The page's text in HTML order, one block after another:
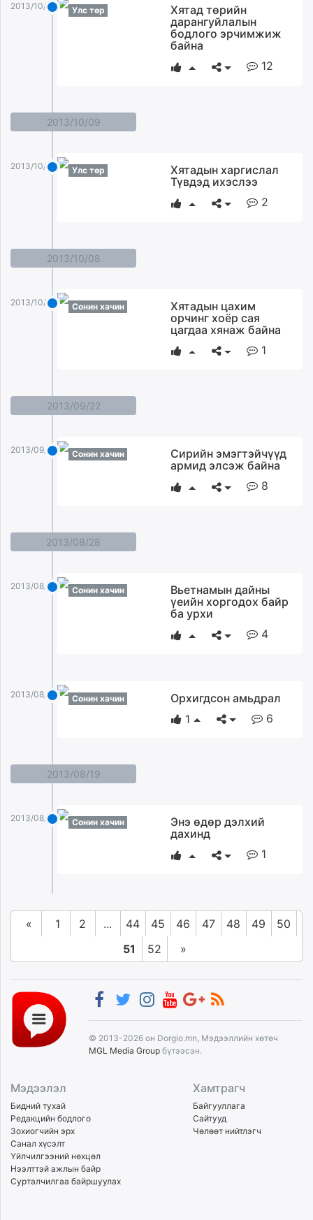
2013/10/10 Улс төр
Хятад төрийн
дарангуйлалын
бодлого эрчимжиж
байна
12
2013/10/09
2013/10/09 Улс төр
Хятадын харгислал
Түвдэд ихэслээ
2
2013/10/08
2013/10/08 Сонин хачин
Хятадын цахим
орчинг хоёр сая
цагдаа хянаж байна
1
2013/09/22
2013/09/22 Сонин хачин
Сирийн эмэгтэйчүүд
армид элсэж байна
8
2013/08/28
2013/08/28 Сонин хачин
Вьетнамын дайны
үеийн хоргодох байр
ба урхи
4
2013/08/28 Сонин хачин
Орхигдсон амьдрал
1
6
2013/08/19
2013/08/19 Сонин хачин
Энэ өдөр дэлхий
дахинд
1
« 1 2 ... 44 45 46 47 48 49
50
51
52 »
© 2013-2026 он Dorgio.mn, Мэдээллийн хөтөч
MGL Media Group бүтээсэн.
Мэдээлэл
Бидний тухай
Редакцийн бодлого
Зохиогчийн эрх
Санал хүсэлт
Үйлчилгээний нөхцөл
Нээлттэй ажлын байр
Сурталчилгаа байршуулах
Хамтрагч
Байгууллага
Сайтууд
Чөлөөт нийтлэгч